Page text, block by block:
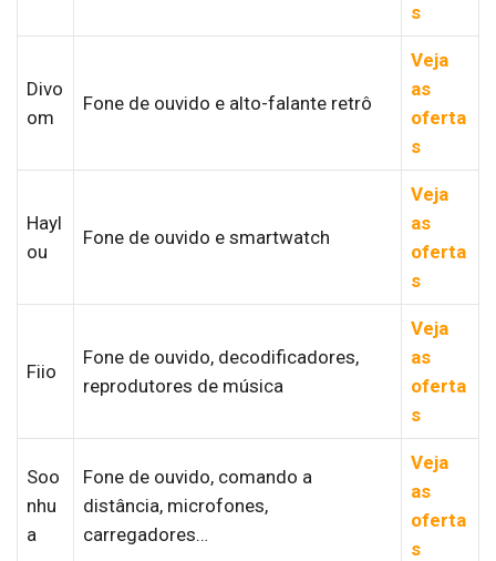
s
Divo
om
Fone de ouvido e alto-falante retrô
Veja
as
oferta
s
Hayl
ou
Fone de ouvido e smartwatch
Veja
as
oferta
s
Fiio
Fone de ouvido, decodificadores,
reprodutores de música
Veja
as
oferta
s
Soo
nhu
a
Fone de ouvido, comando a
distância, microfones,
carregadores…
Veja
as
oferta
s